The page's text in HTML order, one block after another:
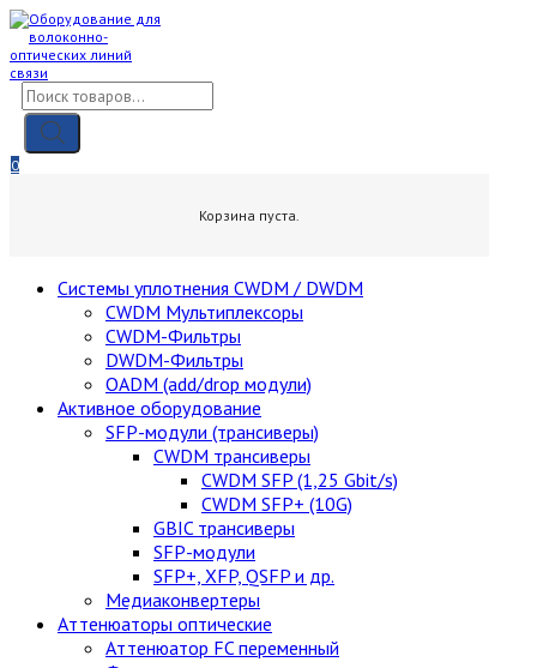
Skip
content
Поиск
товаров
0
Корзина пуста.
Cистемы уплотнения CWDM / DWDM
CWDM Мультиплексоры
CWDM-Фильтры
DWDM-Фильтры
OADM (add/drop модули)
Активное оборудование
SFP-модули (трансиверы)
CWDM трансиверы
CWDM SFP (1,25 Gbit/s)
CWDM SFP+ (10G)
GBIC трансиверы
SFP-модули
SFP+, XFP, QSFP и др.
Медиаконвертеры
Аттенюаторы оптические
Аттенюатор FC переменный